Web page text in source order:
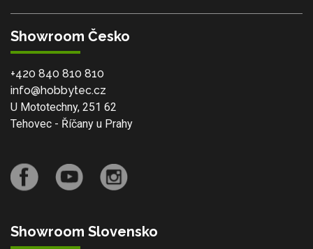
Showroom Česko
+420 840 810 810
info@hobbytec.cz
U Mototechny, 251 62
Tehovec - Říčany u Prahy
Showroom Slovensko